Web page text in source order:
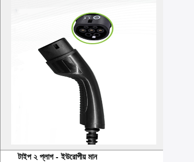
টাইপ ২ প্লাগ - ইউরোপীয় মান